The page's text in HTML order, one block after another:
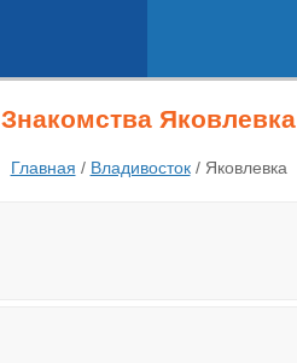
Знакомства Яковлевка
Главная / Владивосток/ Яковлевка